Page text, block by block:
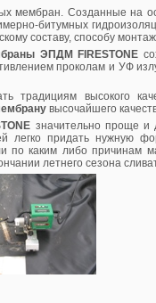
мембран. Созданные на
битумных
составу, способу
ЭПДМ FIRESTONE
проколам и УФ
традициям высокого
высочайшего
значительно проще и
легко придать нужную
по каким либо причинам
летнего сезона